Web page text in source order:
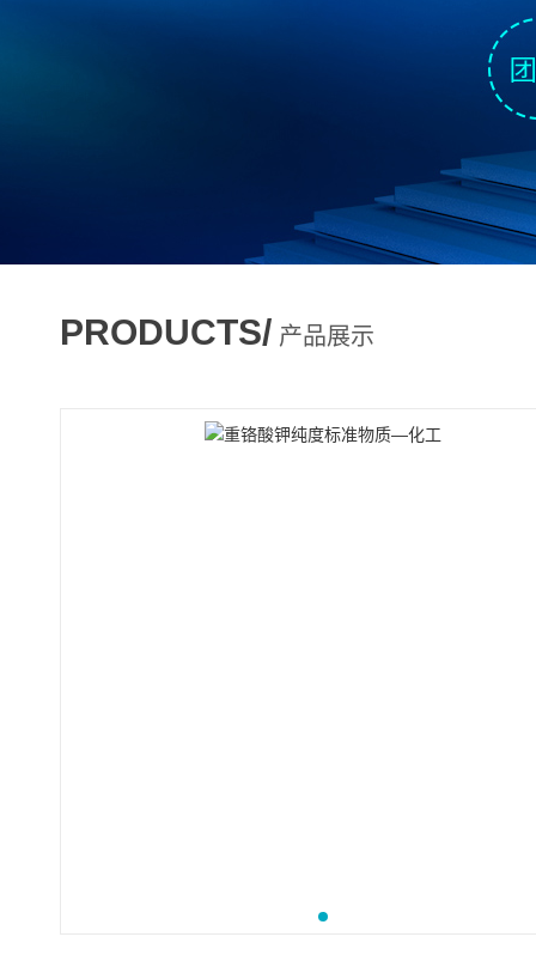
PRODUCTS/ 产品展示